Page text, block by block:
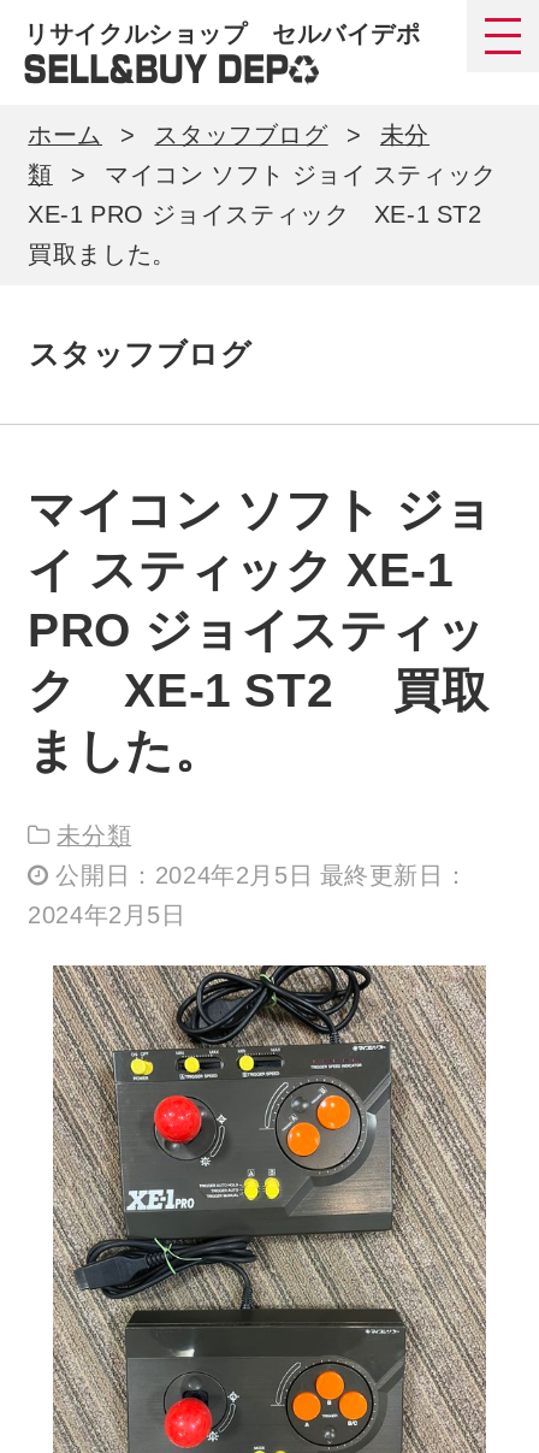
リサイクルショップ セルバイデポ
ホーム スタッフブログ
未分
類
マイコン ソフト ジョイ スティック
XE-1 PRO ジョイスティック XE-1 ST2
買取ました。
スタッフブログ
マイコン ソフト ジョ
イ スティック XE-1
PRO ジョイスティッ
ク XE-1 ST2 買取
ました。
未分類
公開日：2024年2月5日 最終更新日：
2024年2月5日